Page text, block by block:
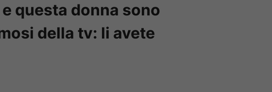
questa donna sono
della tv: li avete